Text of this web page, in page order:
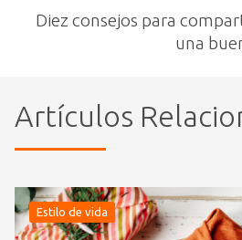
Diez consejos para
una
Artículos
Estilo de vida